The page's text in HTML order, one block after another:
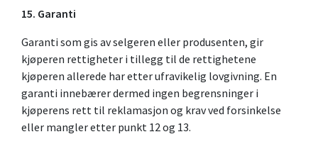
15. Garanti
Garanti som gis av selgeren eller produsenten, gir
kjøperen rettigheter i tillegg til de rettighetene
kjøperen allerede har etter ufravikelig lovgivning. En
garanti innebærer dermed ingen begrensninger i
kjøperens rett til reklamasjon og krav ved forsinkelse
eller mangler etter punkt 12 og 13.